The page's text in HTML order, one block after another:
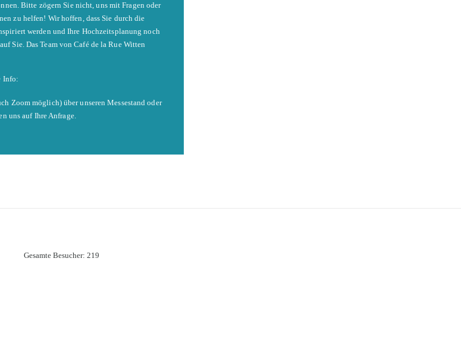
Bitte zögern Sie nicht, uns mit Fragen oder
zu helfen! Wir hoffen, dass Sie durch die
werden und Ihre Hochzeitsplanung noch
Sie. Das Team von Café de la Rue Witten
Info:
Zoom möglich) über unseren Messestand oder
uns auf Ihre Anfrage.
Gesamte Besucher: 219